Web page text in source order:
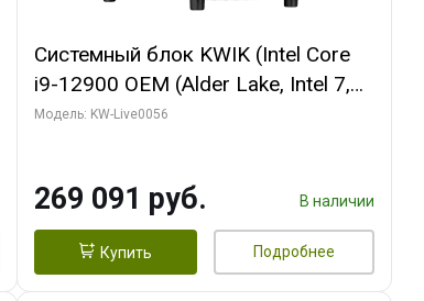
Системный блок KWIK (Intel Core
i9-12900 OEM (Alder Lake, Intel 7,
C16 8EC/8PC/T2/ 64 ГБ ОЗУ (2
ТБ SSD)
Модель: KW-Live0056
269 091 руб. В наличии
Купить Подробнее